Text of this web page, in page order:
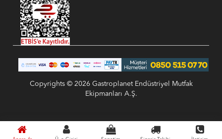
Copyrights © 2026 Gastroplanet Endüstriyel Mutfak
Ekipmanları A.Ş.